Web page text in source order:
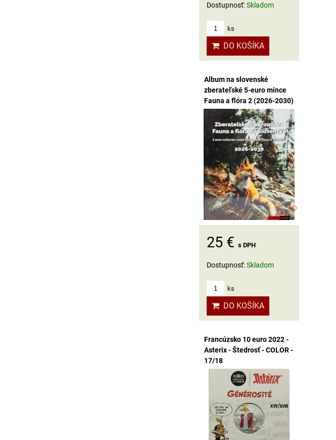
Dostupnosť:Skladom
ks
DO KOŠÍKA
Album na slovenské
zberateľské 5-euro mince
Fauna a flóra 2 (2026-2030)
25 € s DPH
Dostupnosť:Skladom
ks
DO KOŠÍKA
Francúzsko 10 euro 2022 -
Asterix - Štedrosť - COLOR -
17/18